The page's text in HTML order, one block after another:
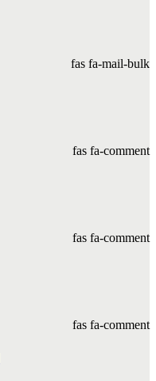
fas fa-mail-bulk
fas fa-comment
fas fa-comment
fas fa-comment